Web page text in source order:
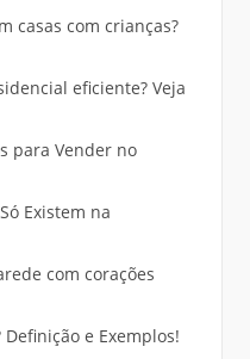
casas com crianças?
eficiente? Veja
para Vender no
Existem na
com corações
e Exemplos!